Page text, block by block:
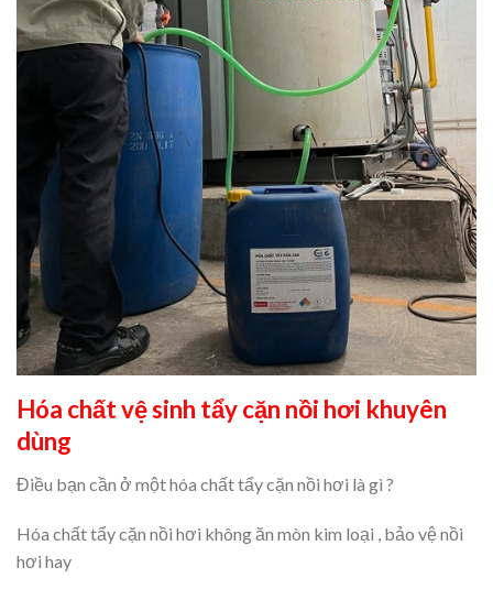
Hóa chất vệ sinh tẩy cặn nồi hơi khuyên
dùng
Điều bạn cần ở một hóa chất tẩy cặn nồi hơi là gì ?
Hóa chất tẩy cặn nồi hơi không ăn mòn kim loại , bảo vệ nồi
hơi hay